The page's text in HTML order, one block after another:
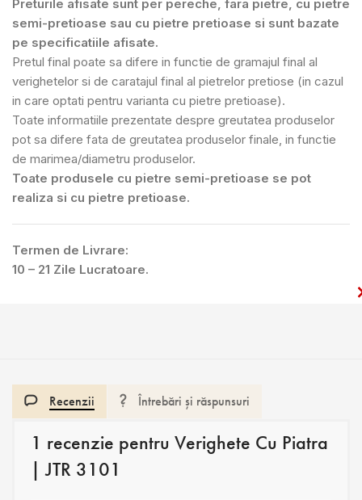
Preturile afisate sunt per pereche, fara pietre, cu pietre
semi-pretioase sau cu pietre pretioase si sunt bazate
pe specificatiile afisate.
Pretul final poate sa difere in functie de gramajul final al
verighetelor si de caratajul final al pietrelor pretiose (in cazul
in care optati pentru varianta cu pietre pretioase).
Toate informatiile prezentate despre greutatea produselor
pot sa difere fata de greutatea produselor finale, in functie
de marimea/diametru produselor.
Toate produsele cu pietre semi-pretioase se pot
realiza si cu pietre pretioase.
Termen de Livrare:
10 – 21 Zile Lucratoare.
Recenzii Întrebări și răspunsuri
1 recenzie pentru Verighete Cu Piatra
| JTR 3101